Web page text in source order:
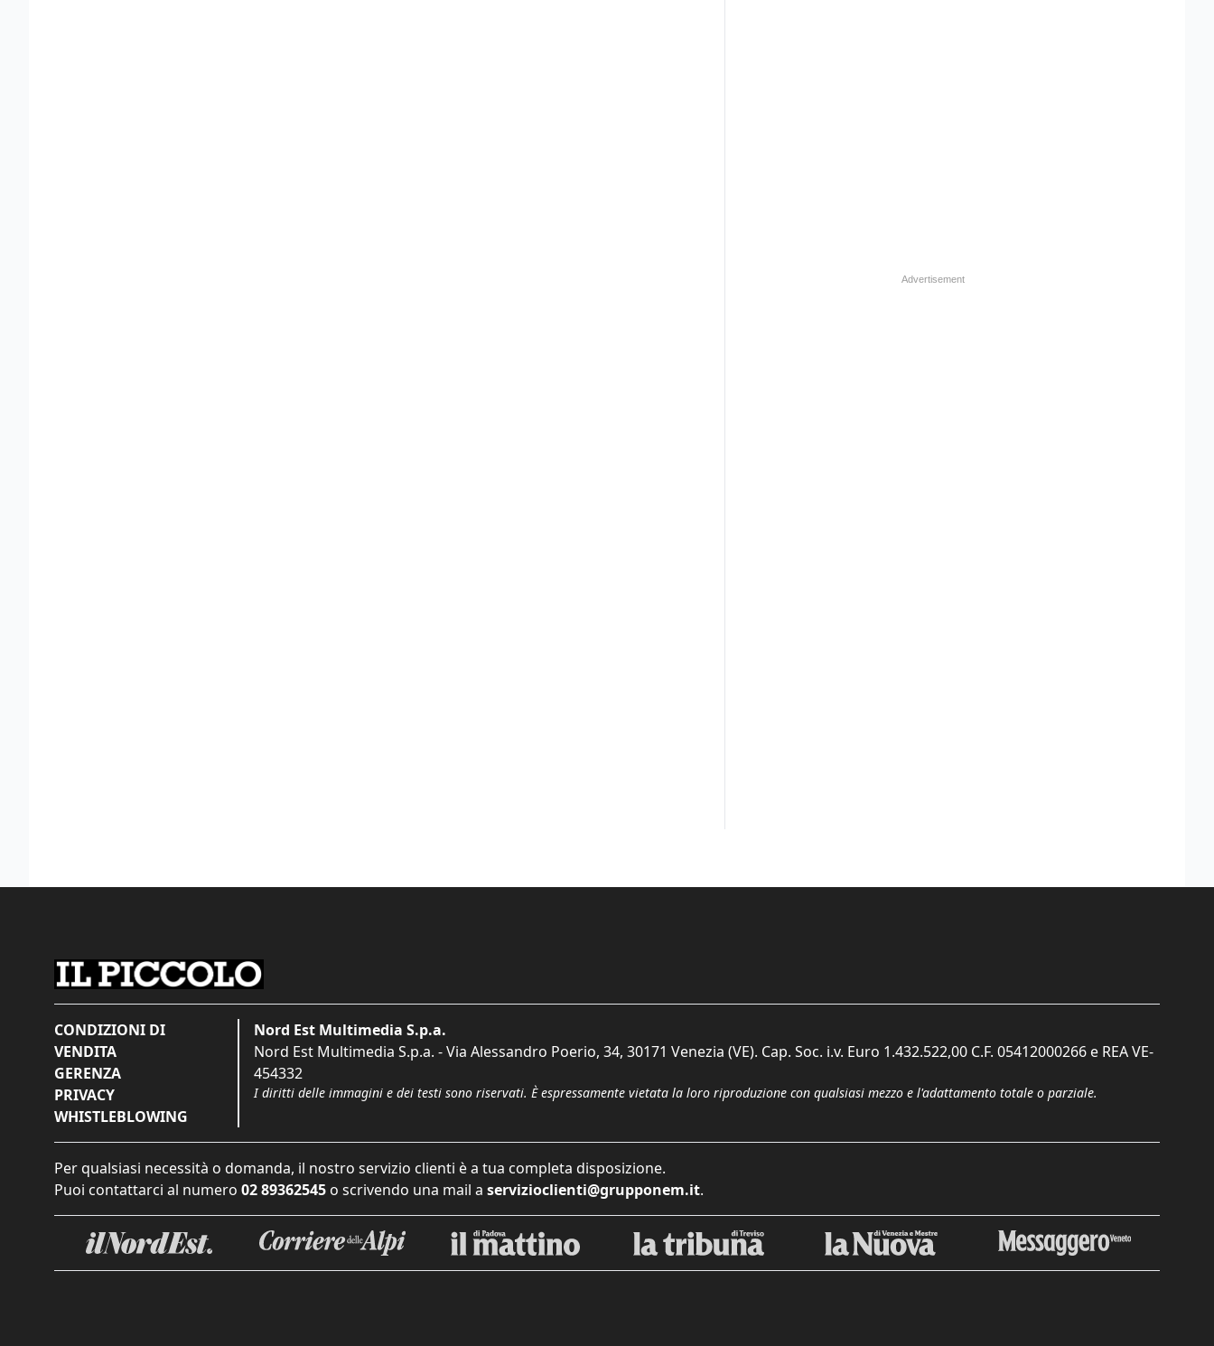
CONDIZIONI DI
VENDITA
GERENZA
PRIVACY
WHISTLEBLOWING
Nord Est Multimedia S.p.a.
Nord Est Multimedia S.p.a. - Via Alessandro Poerio, 34, 30171 Venezia (VE). Cap. Soc. i.v. Euro 1.432.522,00 C.F. 05412000266 e REA VE-
454332
I diritti delle immagini e dei testi sono riservati. È espressamente vietata la loro riproduzione con qualsiasi mezzo e l'adattamento totale o parziale.
Per qualsiasi necessità o domanda, il nostro servizio clienti è a tua completa disposizione.
Puoi contattarci al numero 02 89362545 o scrivendo una mail a servizioclienti@grupponem.it.